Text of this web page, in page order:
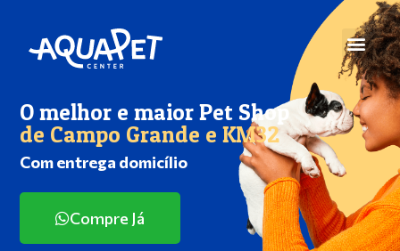
O melhor e maior Pet Shop
de Campo Grande e KM32
Com entrega domicílio
Compre Já